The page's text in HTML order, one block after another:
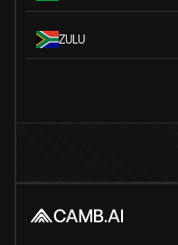
ZULU